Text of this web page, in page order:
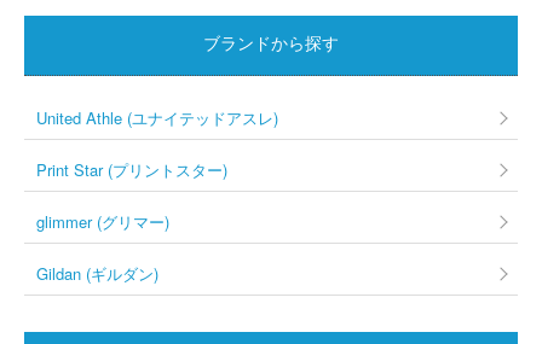
ブランドから探す
United Athle (ユナイテッドアスレ)
Print Star (プリントスター)
glimmer (グリマー)
Gildan (ギルダン)